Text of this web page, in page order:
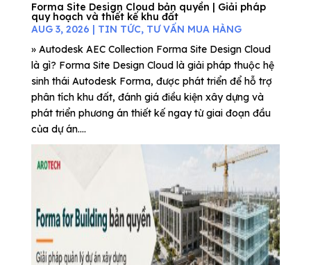
Forma Site Design Cloud bản quyền | Giải pháp
quy hoạch và thiết kế khu đất
AUG 3, 2026 | TIN TỨC, TƯ VẤN MUA HÀNG
» Autodesk AEC Collection Forma Site Design Cloud
là gì? Forma Site Design Cloud là giải pháp thuộc hệ
sinh thái Autodesk Forma, được phát triển để hỗ trợ
phân tích khu đất, đánh giá điều kiện xây dựng và
phát triển phương án thiết kế ngay từ giai đoạn đầu
của dự án....